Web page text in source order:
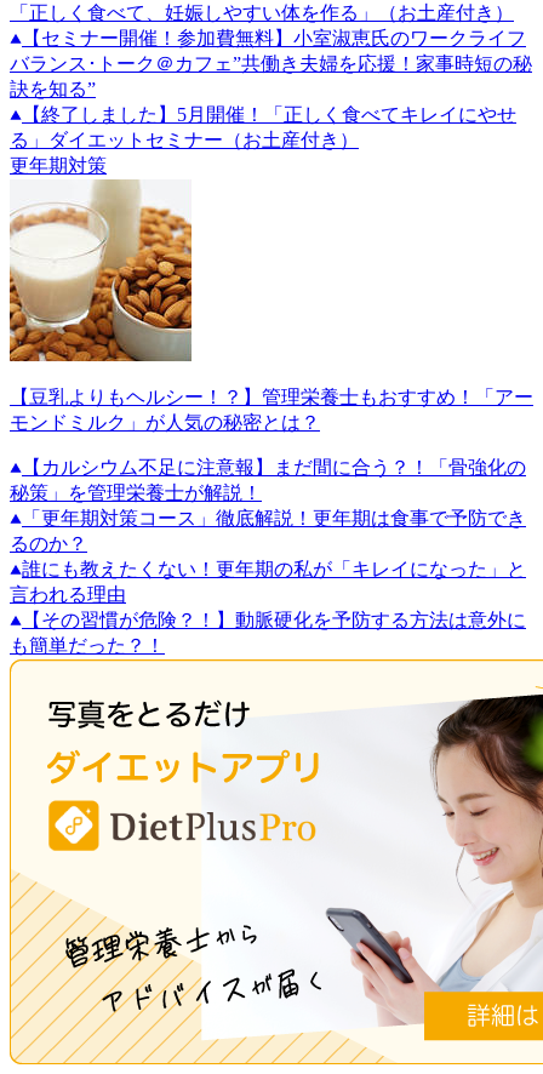
「正しく食べて、妊娠しやすい体を作る」（お土産付き）
【セミナー開催！参加費無料】小室淑恵氏のワークライフ
バランス･トーク＠カフェ”共働き夫婦を応援！家事時短の秘
訣を知る”
【終了しました】5月開催！「正しく食べてキレイにやせ
る」ダイエットセミナー（お土産付き）
更年期対策
【豆乳よりもヘルシー！？】管理栄養士もおすすめ！「アー
モンドミルク」が人気の秘密とは？
【カルシウム不足に注意報】まだ間に合う？！「骨強化の
秘策」を管理栄養士が解説！
「更年期対策コース」徹底解説！更年期は食事で予防でき
るのか？
誰にも教えたくない！更年期の私が「キレイになった」と
言われる理由
【その習慣が危険？！】動脈硬化を予防する方法は意外に
も簡単だった？！